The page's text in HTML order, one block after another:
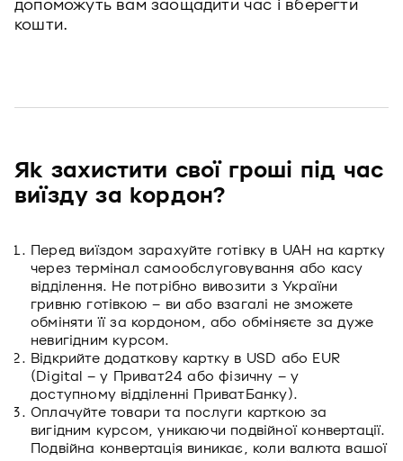
допоможуть вам заощадити час і вберегти
кошти.
Як захистити свої гроші під час
виїзду за кордон?
Перед виїздом зарахуйте готівку в UAH на картку
через термінал самообслуговування або касу
відділення. Не потрібно вивозити з України
гривню готівкою – ви або взагалі не зможете
обміняти її за кордоном, або обміняєте за дуже
невигідним курсом.
Відкрийте додаткову картку в USD або EUR
(Digital – у Приват24 або фізичну – у
доступному відділенні ПриватБанку).
Оплачуйте товари та послуги карткою за
вигідним курсом, уникаючи подвійної конвертації.
Подвійна конвертація виникає, коли валюта вашої